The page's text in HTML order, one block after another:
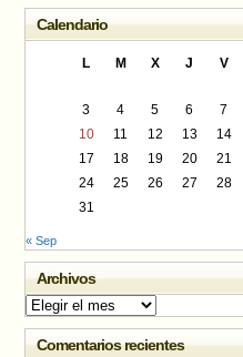
Calendario
L M X J V
3
4 5 6 7
10
11 12 13 14
17
18 19 20 21
24
25 26 27 28
31
« Sep
Archivos
Archivos
Comentarios recientes